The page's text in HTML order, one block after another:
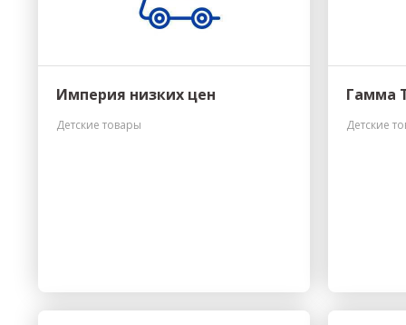
Империя низких цен
Детские товары
Гамма
Детские